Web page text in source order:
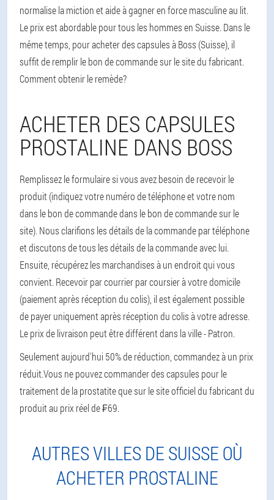
normalise la miction et aide à gagner en force masculine au lit.
Le prix est abordable pour tous les hommes en Suisse. Dans le
même temps, pour acheter des capsules à Boss (Suisse), il
suffit de remplir le bon de commande sur le site du fabricant.
Comment obtenir le remède?
ACHETER DES CAPSULES
PROSTALINE DANS BOSS
Remplissez le formulaire si vous avez besoin de recevoir le
produit (indiquez votre numéro de téléphone et votre nom
dans le bon de commande dans le bon de commande sur le
site). Nous clarifions les détails de la commande par téléphone
et discutons de tous les détails de la commande avec lui.
Ensuite, récupérez les marchandises à un endroit qui vous
convient. Recevoir par courrier par coursier à votre domicile
(paiement après réception du colis), il est également possible
de payer uniquement après réception du colis à votre adresse.
Le prix de livraison peut être différent dans la ville - Patron.
Seulement aujourd'hui 50% de réduction, commandez à un prix
réduit.Vous ne pouvez commander des capsules pour le
traitement de la prostatite que sur le site officiel du fabricant du
produit au prix réel de ₣69.
AUTRES VILLES DE SUISSE OÙ
ACHETER PROSTALINE